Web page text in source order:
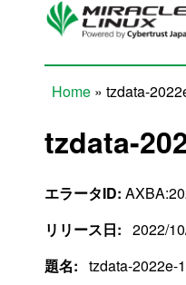
Skip to main content
Home » tzdata-
tzdata-
エラータID:
リリース日: 2022/
題名: tzdata-2022e-